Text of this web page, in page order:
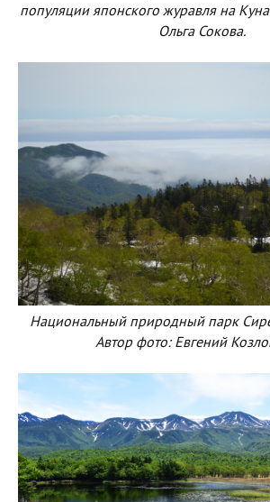
популяции японского журавля на
Ольга Сокова.
Национальный природный парк
Автор фото: Евгений